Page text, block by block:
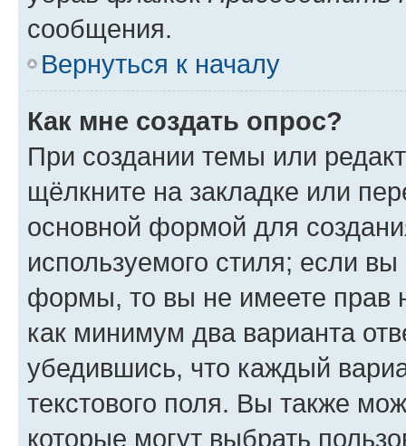
сообщения.
Вернуться к началу
Как мне создать опрос?
При создании темы или
щёлкните на закладке или
основной формой для
используемого стиля; если
формы, то вы не имеете прав
как минимум два варианта
убедившись, что каждый
текстового поля. Вы также
которые могут выбрать